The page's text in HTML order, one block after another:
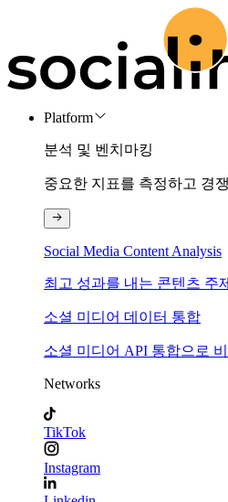
Platform
분석 및 벤치마킹
중요한 지표를 측정하고 경
Social Media Content Analysis
최고 성과를 내는 콘텐츠 주
소셜 미디어 데이터 통합
소셜 미디어 API 통합으로
Networks
TikTok
Instagram